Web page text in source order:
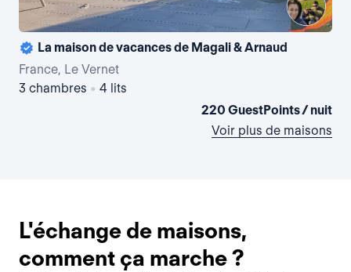
La maison de vacances de Magali & Arnaud
France, Le Vernet
3 chambres • 4 lits
220 GuestPoints / nuit
Voir plus de maisons
L'échange de maisons,
comment ça marche ?